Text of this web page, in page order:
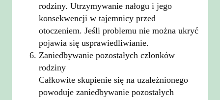
rodziny. Utrzymywanie nałogu i jego
konsekwencji w tajemnicy przed
otoczeniem. Jeśli problemu nie można ukryć
pojawia się usprawiedliwianie.
Zaniedbywanie pozostałych członków
rodziny
Całkowite skupienie się na uzależnionego
powoduje zaniedbywanie pozostałych